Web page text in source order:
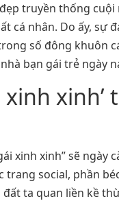
truyền thống
cá nhân. Do ấy,
số đông khuôn
bạn gái trẻ ngày
xinh
xinh xinh” sẽ
trang social, phần
ta quan liền kề